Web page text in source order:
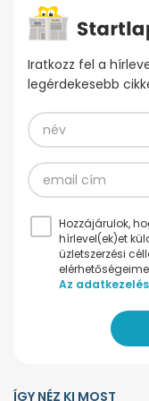
Iratkozz fel a
legérdekesebb
Hozzájárulok,
hírlevel(ek)et
üzletszerzési
Az
ÍGY NÉZ KI MOST